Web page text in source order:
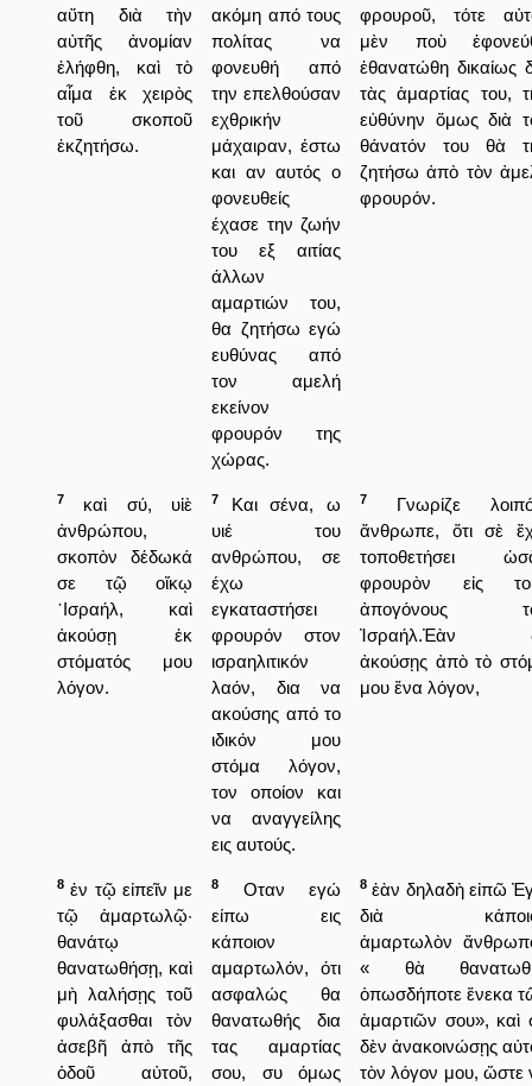
αὕτη διὰ τὴν
αὐτῆς ἀνομίαν
ἐλήφθη, καὶ τὸ
αἷμα ἐκ χειρὸς
τοῦ σκοποῦ
ἐκζητήσω.
ακόμη από τους
πολίτας να
φονευθή από
την επελθούσαν
εχθρικήν
μάχαιραν, έστω
και αν αυτός ο
φονευθείς
έχασε την ζωήν
του εξ αιτίας
άλλων
αμαρτιών του,
θα ζητήσω εγώ
ευθύνας από
τον αμελή
εκείνον
φρουρόν της
χώρας.
φρουροῦ, τότε
μὲν ποὺ
ἐθανατώθη δικαίως
τὰς ἁμαρτίας του,
εὐθύνην ὅμως διὰ
θάνατόν του θὰ
ζητήσω ἀπὸ τὸν
φρουρόν.
7
καὶ σύ, υἱὲ
ἀνθρώπου,
σκοπὸν δέδωκά
σε τῷ οἴκῳ
᾿Ισραήλ, καὶ
ἀκούσῃ ἐκ
στόματός μου
λόγον.
7
Και σένα, ω
υιέ του
ανθρώπου, σε
έχω
εγκαταστήσει
φρουρόν στον
ισραηλιτικόν
λαόν, δια να
ακούσης από το
ιδικόν μου
στόμα λόγον,
τον οποίον και
να αναγγείλης
εις αυτούς.
7
Γνωρίζε
ἄνθρωπε, ὅτι σὲ
τοποθετήσει
φρουρὸν εἰς
ἀπογόνους
Ἰσραήλ.Ἐὰν
ἀκούσῃς ἀπὸ τὸ
μου ἕνα λόγον,
8 ἐν τῷ εἰπεῖν με
τῷ ἁμαρτωλῷ·
θανάτῳ
θανατωθήσῃ, καὶ
μὴ λαλήσῃς τοῦ
φυλάξασθαι τὸν
ἀσεβῆ ἀπὸ τῆς
ὁδοῦ αὐτοῦ,
8
Οταν εγώ
είπω εις
κάποιον
αμαρτωλόν, ότι
ασφαλώς θα
θανατωθής δια
τας αμαρτίας
σου, συ όμως
8 ἐὰν δηλαδὴ εἰπῶ
διὰ
ἁμαρτωλὸν
« θὰ
ὁπωσδήποτε ἕνεκα
ἁμαρτιῶν σου», καὶ
δὲν ἀνακοινώσῃς
τὸν λόγον μου, ὥστε